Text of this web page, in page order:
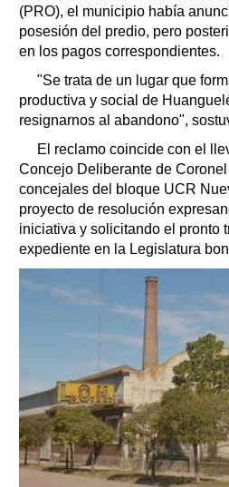
(PRO), el municipio había
posesión del predio, pero
en los pagos correspondientes.
"Se trata de un lugar que
productiva y social de
resignarnos al abandono",
El reclamo coincide con el
Concejo Deliberante de
concejales del bloque UCR
proyecto de resolución
iniciativa y solicitando el pronto
expediente en la Legislatura